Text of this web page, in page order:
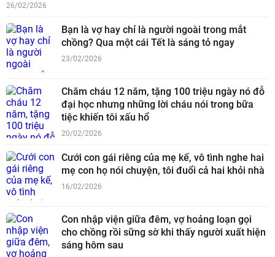
26/02/2026
Bạn là vợ hay chỉ là người ngoài trong mắt
chồng? Qua một cái Tết là sáng tỏ ngay
23/02/2026
Chăm cháu 12 năm, tặng 100 triệu ngày nó đỗ
đại học nhưng những lời cháu nói trong bữa
tiệc khiến tôi xấu hổ
20/02/2026
Cưới con gái riêng của mẹ kế, vô tình nghe hai
mẹ con họ nói chuyện, tôi đuổi cả hai khỏi nhà
16/02/2026
Con nhập viện giữa đêm, vợ hoảng loạn gọi
cho chồng rồi sững sờ khi thấy người xuất hiện
sáng hôm sau